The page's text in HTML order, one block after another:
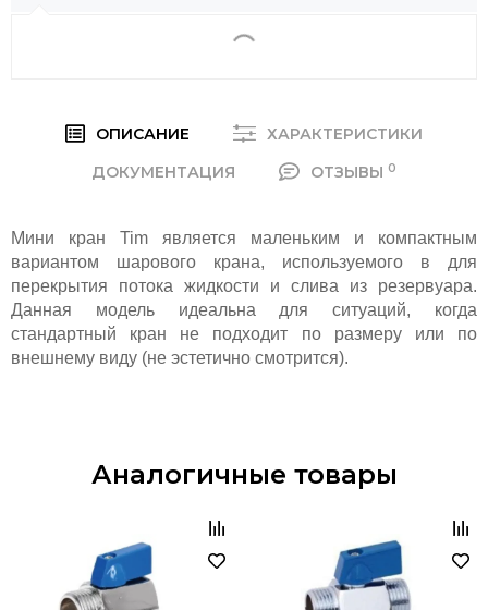
ОПИСАНИЕ
ХАРАКТЕРИСТИКИ
ДОКУМЕНТАЦИЯ
ОТЗЫВЫ 0
Мини кран Tim является маленьким и компактным
вариантом шарового крана, используемого в для
перекрытия потока жидкости и слива из резервуара.
Данная модель идеальна для ситуаций, когда
стандартный кран не подходит по размеру или по
внешнему виду (не эстетично смотрится).
Аналогичные товары